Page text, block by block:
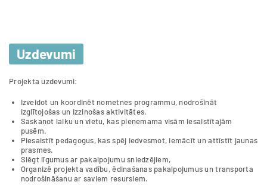
Uzdevumi
Projekta uzdevumi:
Izveidot un koordinēt nometnes programmu, nodrošināt
izglītojošas un izzinošas aktivitātes.
Saskaņot laiku un vietu, kas pieņemama visām iesaistītajām
pusēm.
Piesaistīt pedagogus, kas spēj iedvesmot, iemācīt un attīstīt jaunas
prasmes.
Slēgt līgumus ar pakalpojumu sniedzējiem,
Organizē projekta vadību, ēdinašanas pakalpojumus un transporta
nodrošināšanu ar saviem resursiem.